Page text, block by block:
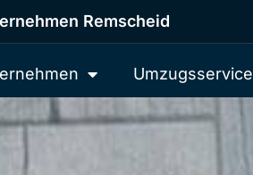
Remscheid
Umzugsservice